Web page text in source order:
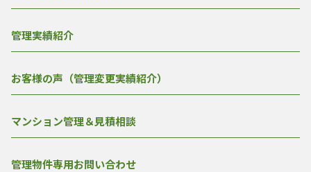
管理実績紹介
お客様の声（管理変更実績紹介）
マンション管理＆見積相談
管理物件専用お問い合わせ